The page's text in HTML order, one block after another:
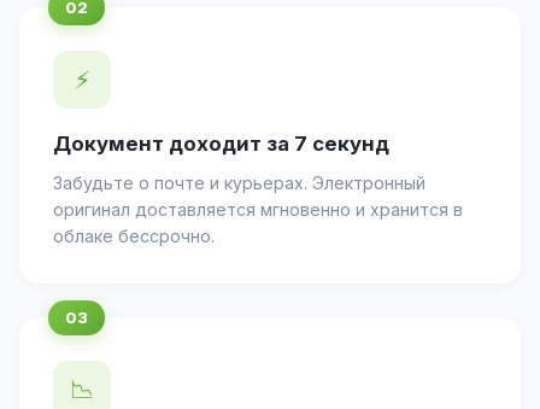
⚡
Документ доходит за 7 секунд
Забудьте о почте и курьерах. Электронный
оригинал доставляется мгновенно и хранится в
облаке бессрочно.
📉